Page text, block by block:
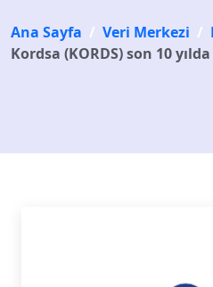
Ana Sayfa / Veri Merkezi /
Kordsa (KORDS) son 10